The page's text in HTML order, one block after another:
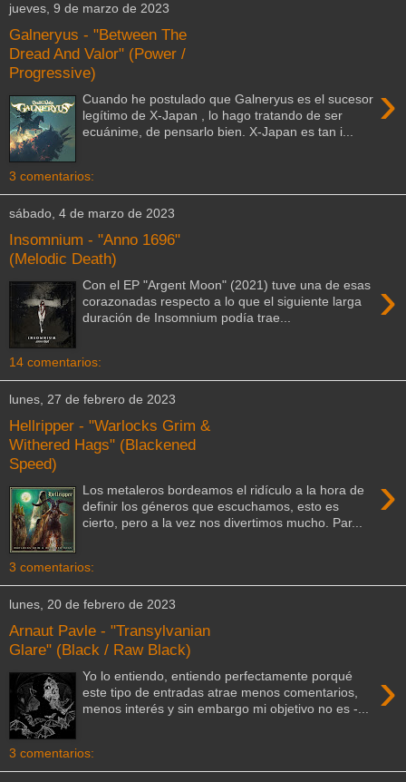
jueves, 9 de marzo de 2023
Galneryus - "Between The
Dread And Valor" (Power /
Progressive)
›
Cuando he postulado que Galneryus es el sucesor
legítimo de X-Japan , lo hago tratando de ser
ecuánime, de pensarlo bien. X-Japan es tan i...
3 comentarios:
sábado, 4 de marzo de 2023
Insomnium - "Anno 1696"
(Melodic Death)
›
Con el EP "Argent Moon" (2021) tuve una de esas
corazonadas respecto a lo que el siguiente larga
duración de Insomnium podía trae...
14 comentarios:
lunes, 27 de febrero de 2023
Hellripper - "Warlocks Grim &
Withered Hags" (Blackened
Speed)
›
Los metaleros bordeamos el ridículo a la hora de
definir los géneros que escuchamos, esto es
cierto, pero a la vez nos divertimos mucho. Par...
3 comentarios:
lunes, 20 de febrero de 2023
Arnaut Pavle - "Transylvanian
Glare" (Black / Raw Black)
›
Yo lo entiendo, entiendo perfectamente porqué
este tipo de entradas atrae menos comentarios,
menos interés y sin embargo mi objetivo no es -...
3 comentarios: